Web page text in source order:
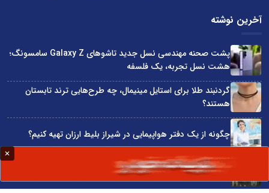
آخرین نوشته
پشت صحنه مهندسی نسل جدید تاشوهای Galaxy Z سامسونگ؛
هشت نسل تجربه، یک فلسفه
گردنبند طلا برای استایل مینیمال، چه طرح‌هایی ترند تابستان
هستند؟
چگونه از یک دفتر هواپیمایی در شیراز بلیط ارزان تهیه کنیم؟
پایه‌گذاری کنسرسیوم صادرات محصولات چرمی